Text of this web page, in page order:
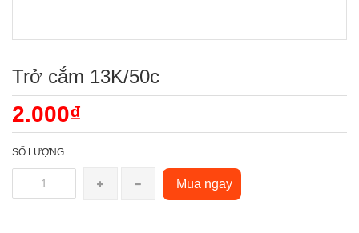
Trở cắm 13K/50c
2.000₫
SỐ LƯỢNG
Mua ngay